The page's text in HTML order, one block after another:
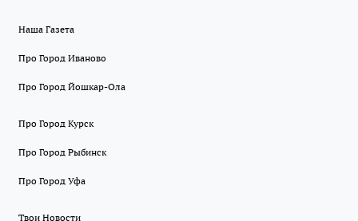
Наша Газета
Про Город Иваново
Про Город Йошкар-Ола
Про Город Курск
Про Город Рыбинск
Про Город Уфа
Твои Новости